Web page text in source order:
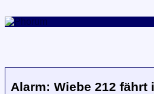
Alarm: Wiebe 212 fährt